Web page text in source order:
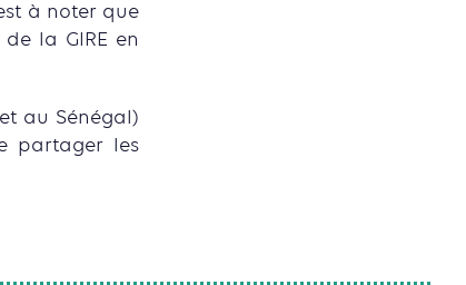
à noter que
la GIRE en
au Sénégal)
partager les